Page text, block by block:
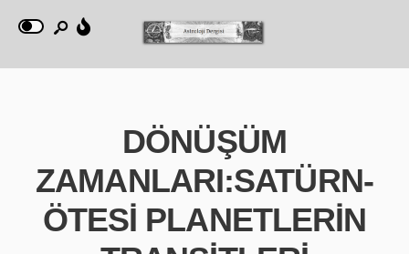
DÖNÜŞÜM
ZAMANLARI:SATÜRN-
ÖTESİ PLANETLERİN